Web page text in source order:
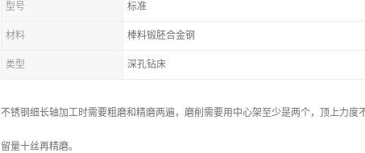
型号 标准
材料 棒料锻胚合金钢
类型 深孔钻床
不锈钢细长轴加工时需要粗磨和精磨两遍，磨削需要用中心架至少是两个，顶上力
留量十丝再精磨。